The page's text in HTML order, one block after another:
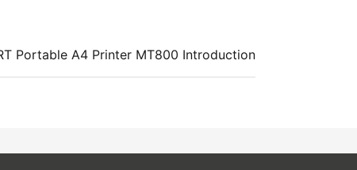
Portable A4 Printer MT800 Introduction